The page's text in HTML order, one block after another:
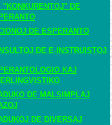
"KONKURENTOJ" DE
DE ESPERANTO
DE E-INSTRUISTOJ
KAJ
DE MALSIMPLAJ
DE DIVERSAJ